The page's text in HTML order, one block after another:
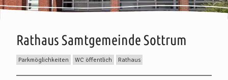
Rathaus Samtgemeinde Sottrum
Parkmöglichkeiten WC öffentlich Rathaus
Beschreibung